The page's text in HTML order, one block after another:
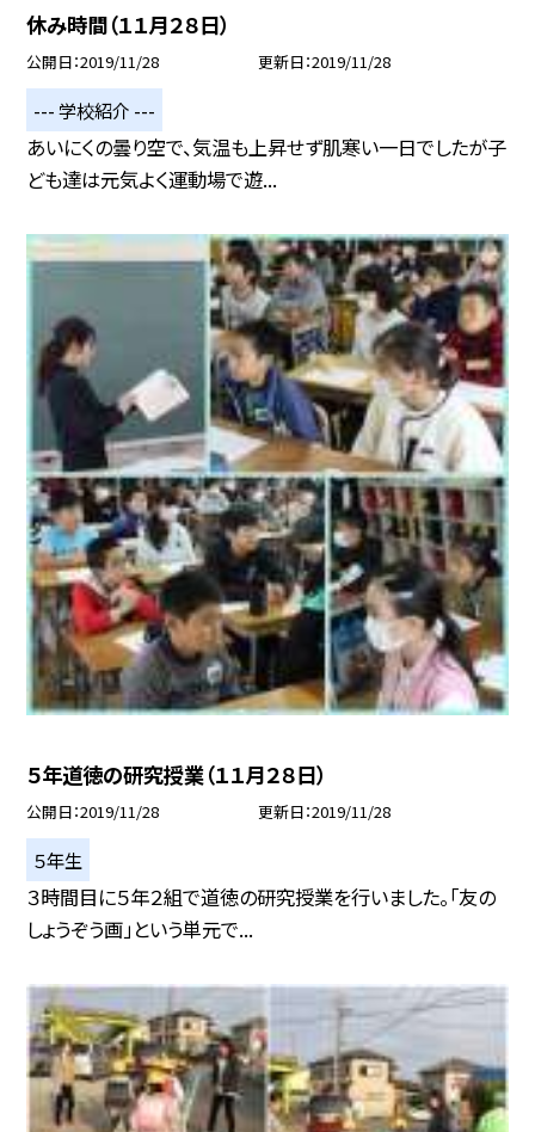
休み時間（１１月２８日）
公開日 2019/11/28 更新日 2019/11/28
--- 学校紹介 ---
あいにくの曇り空で、気温も上昇せず肌寒い一日でしたが子
ども達は元気よく運動場で遊...
５年道徳の研究授業（１１月２８日）
公開日 2019/11/28 更新日 2019/11/28
５年生
３時間目に５年２組で道徳の研究授業を行いました。「友の
しょうぞう画」という単元で...